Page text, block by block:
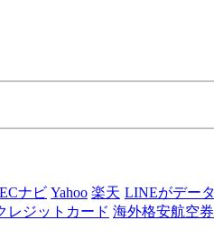
ナビ Yahoo 楽天 LINEがデー
レジットカード 海外格安航空券